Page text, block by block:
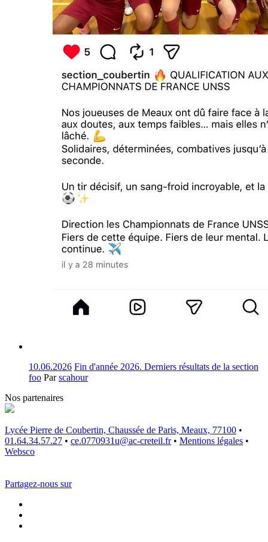
10.06.2026 Fin d'année 2026. Derniers résultats de la section
foo Parscahour
Nos partenaires
Lycée Pierre de Coubertin, Chaussée de Paris, Meaux, 77100 •
01.64.34.57.27 • ce.0770931u@ac-creteil.fr • Mentions légales •
Websco
Partagez-nous sur